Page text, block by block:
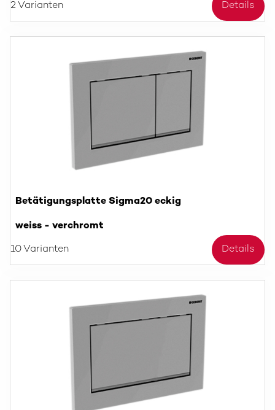
2 Varianten Details
Betätigungsplatte Sigma20 eckig
weiss - verchromt
10 Varianten Details